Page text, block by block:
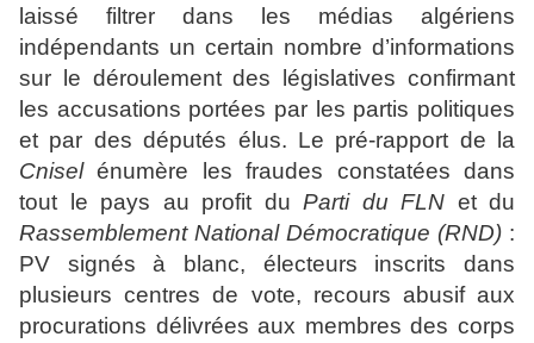
laissé filtrer dans les médias algériens
indépendants un certain nombre d’informations
sur le déroulement des législatives confirmant
les accusations portées par les partis politiques
et par des députés élus. Le pré-rapport de la
Cniselénumère les fraudes constatées dans
tout le pays au profit du Parti du FLN et du
Rassemblement National Démocratique (RND) :
PV signés à blanc, électeurs inscrits dans
plusieurs centres de vote, recours abusif aux
procurations délivrées aux membres des corps